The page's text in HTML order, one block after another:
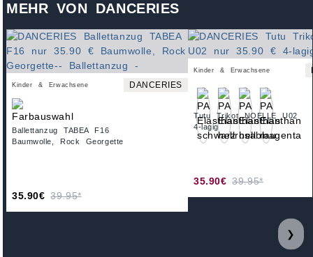
MEHR VON DANCERIES
Kinder & Erwachsene DANCERIES
Ballettanzug TABEA F16
Baumwolle, Rock Georgette
35.90€ 39.95*
Kinder & Erwachsene
Tutu Trikot NOELLE U02
4-lagig
35.90€ 39.95*
❯